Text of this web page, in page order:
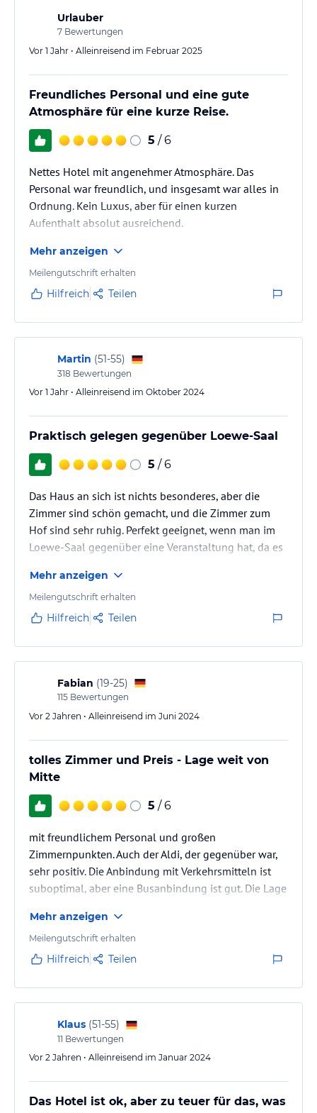
Montag - Freitag
6.30 Uhr - 10.30 Uhr
Samstag - Sonntag
7.00 Uhr - 11.00 Uhr
Bei gutem Wetter können Sie Ihr Frühstück gerne auch auf unserer
Garten-Terrasse einnehmen.
Hoteliers-/Veranstalter-/Kataloginformationen. Alle Angaben
ohne Gewähr und ohne Prüfung durch HolidayCheck. Bitte
lies vor der Buchung die verbindlichen
Urlauber
7 Bewertungen
Vor 1 Jahr • Alleinreisend im Februar 2025
Freundliches Personal und eine gute
Atmosphäre für eine kurze Reise.
5 / 6
Nettes Hotel mit angenehmer Atmosphäre. Das
Personal war freundlich, und insgesamt war alles in
Ordnung. Kein Luxus, aber für einen kurzen
Aufenthalt absolut ausreichend.
Mehr anzeigen
Meilengutschrift erhalten
Hilfreich Teilen
Martin (51-55)
318 Bewertungen
Vor 1 Jahr • Alleinreisend im Oktober 2024
Praktisch gelegen gegenüber Loewe-Saal
5 / 6
Das Haus an sich ist nichts besonderes, aber die
Zimmer sind schön gemacht, und die Zimmer zum
Hof sind sehr ruhig. Perfekt geeignet, wenn man im
Loewe-Saal gegenüber eine Veranstaltung hat, da es
Mehr anzeigen
Meilengutschrift erhalten
Hilfreich Teilen
Fabian (19-25)
115 Bewertungen
Vor 2 Jahren • Alleinreisend im Juni 2024
tolles Zimmer und Preis - Lage weit von
Mitte
5 / 6
mit freundlichem Personal und großen
Zimmernpunkten. Auch der Aldi, der gegenüber war,
sehr positiv. Die Anbindung mit Verkehrsmitteln ist
suboptimal, aber eine Busanbindung ist gut. Die Lage
Mehr anzeigen
Meilengutschrift erhalten
Hilfreich Teilen
Klaus (51-55)
11 Bewertungen
Vor 2 Jahren • Alleinreisend im Januar 2024
Das Hotel ist ok, aber zu teuer für das, was